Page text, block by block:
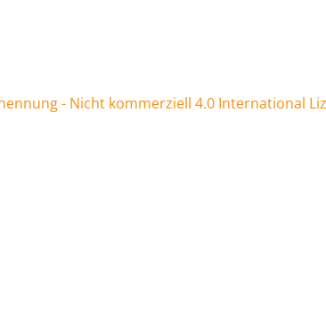
- Nicht kommerziell 4.0 International